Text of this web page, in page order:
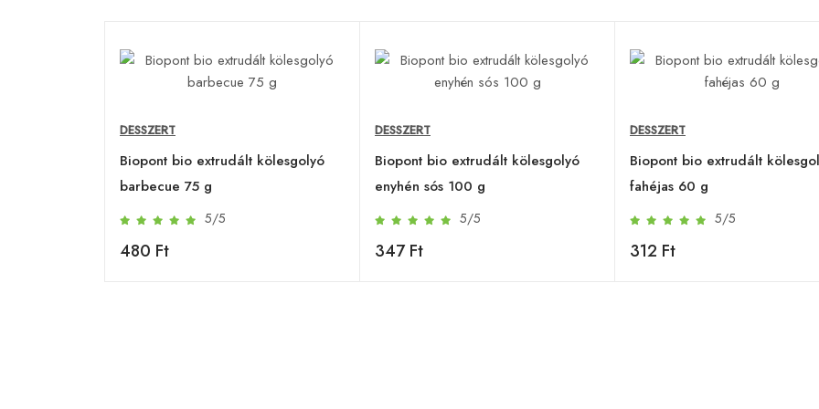
DESSZERT
Biopont bio extrudált kölesgolyó
barbecue 75 g
5/5
480 Ft
DESSZERT
Biopont bio extrudált kölesgolyó
enyhén sós 100 g
5/5
347 Ft
DESSZERT
Biopont bio extrudált
fahéjas 60 g
5/5
312 Ft